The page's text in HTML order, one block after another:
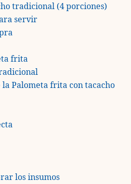
tradicional (4 porciones)
servir
frita
Palometa frita con tacacho
los insumos